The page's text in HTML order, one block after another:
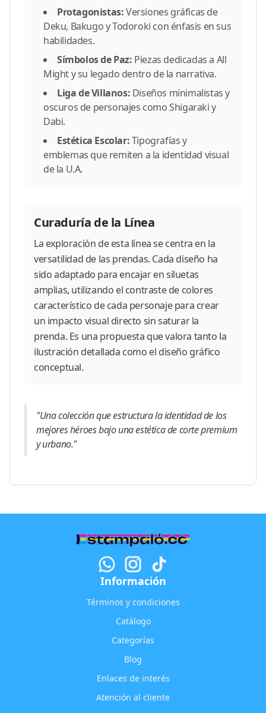
Protagonistas:Versiones gráficas de
Deku, Bakugo y Todoroki con énfasis en sus
habilidades.
Símbolos de Paz: Piezas dedicadas a All
Might y su legado dentro de la narrativa.
Liga de Villanos: Diseños minimalistas y
oscuros de personajes como Shigaraki y
Dabi.
Estética Escolar:Tipografías y
emblemas que remiten a la identidad visual
de la U.A.
Curaduría de la Línea
La exploración de esta línea se centra en la
versatilidad de las prendas. Cada diseño ha
sido adaptado para encajar en siluetas
amplias, utilizando el contraste de colores
característico de cada personaje para crear
un impacto visual directo sin saturar la
prenda. Es una propuesta que valora tanto la
ilustración detallada como el diseño gráfico
conceptual.
"Una colección que estructura la identidad de los
mejores héroes bajo una estética de corte premium
y urbano."
Información
Términos y condiciones
Catálogo
Categorías
Blog
Enlaces de interés
Atención al cliente